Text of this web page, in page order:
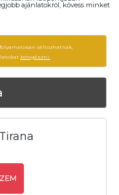
ajánlatokról, kövess minket
változhatnak,
böngészni.